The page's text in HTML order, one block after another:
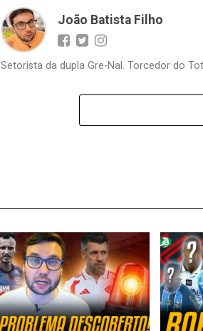
João Batista Filho
Setorista da dupla Gre-Nal. Torcedor do